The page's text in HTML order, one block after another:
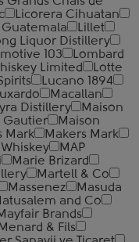
Licorera Cihuatan
Guatemala
Lillet
Liquor Distillery
103
Lombard
Limited
Lotte
Lucano 1894
Macallan
Distillery
Maison
Gautier
Maison
Mark
Makers Mark
MAP
Marie Brizard
Martell & Co
Massenez
Masuda
and Co
Brands
Menard & Fils